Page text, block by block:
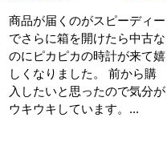
商品が届くのがスピーディー
でさらに箱を開けたら中古な
のにピカピカの時計が来て嬉
しくなりました。 前から購
入したいと思ったので気分が
ウキウキしています。...